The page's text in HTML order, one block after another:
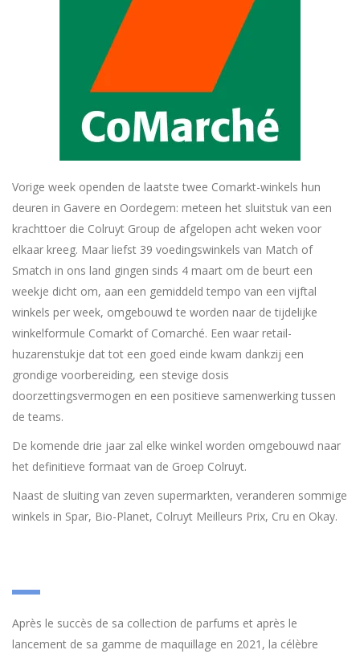
Vorige week openden de laatste twee Comarkt-winkels hun
deuren in Gavere en Oordegem: meteen het sluitstuk van een
krachttoer die Colruyt Group de afgelopen acht weken voor
elkaar kreeg. Maar liefst 39 voedingswinkels van Match of
Smatch in ons land gingen sinds 4 maart om de beurt een
weekje dicht om, aan een gemiddeld tempo van een vijftal
winkels per week, omgebouwd te worden naar de tijdelijke
winkelformule Comarkt of Comarché. Een waar retail-
huzarenstukje dat tot een goed einde kwam dankzij een
grondige voorbereiding, een stevige dosis
doorzettingsvermogen en een positieve samenwerking tussen
de teams.
De komende drie jaar zal elke winkel worden omgebouwd naar
het definitieve formaat van de Groep Colruyt.
Naast de sluiting van zeven supermarkten, veranderen sommige
winkels in Spar, Bio-Planet, Colruyt Meilleurs Prix, Cru en Okay.
Après le succès de sa collection de parfums et après le
lancement de sa gamme de maquillage en 2021, la célèbre